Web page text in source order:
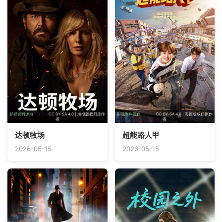
影视资料源自 TMDB · CC BY-SA 4.0 | 海报版权归原作
者
达顿牧场
2026-05-15
影视资料源自TMDB· CC BY-SA 4.0 | 海报版权归原作
者
超能路人甲
2026-05-15